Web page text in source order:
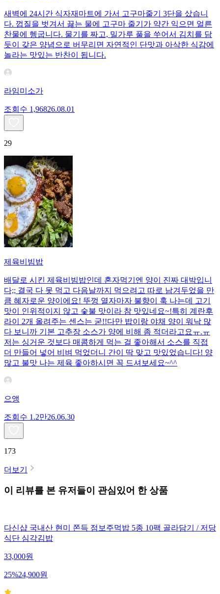
새벽에 24시간 식자재마트에 가서 고구마줄기 3단을 샀습니
다. 껍질을 벗겨서 끓는 물에 고구마 줄기가 약간 익으면 얼른
찬물에 헹굽니다. 물기를 짜고, 밀가루 풀을 쑤어서 김치를 담
듯이 갖은 양념으로 버무리면 자연적인 단맛과 아삭한 식감에
놀라는 맛있는 반찬이 됩니다.
라임미소가
조회수 1,96826.08.01
29
제육비빔밥
배달로 시킨 제육비빔밥인데 혼자먹기엔 양이 진짜 대박입니
다;; 결국 다 못 먹고 다음날까지 먹으려고 따로 남겨두었을 만
큼 혜자로운 양이에요! 뚜껑 열자마자 불향이 훅 나는데 고기
맛이 인위적이지 않고 숯불 맛이라 참 맛있네요~!특히 계란후
라이 2개 올려주는 센스는 굳!! ​다만 밥이랑 야채 양이 워낙 많
다 보니까 기본 고추장 소스가 양에 비해 좀 적더라고요ㅠ.ㅠ
저는 싱거운 것보다 매콤하게 먹는 걸 좋아해서 소스를 직접
더 만들어 넣어 비벼 먹었더니 간이 딱 맞고 맛있었습니다! 양
많고 불맛 나는 제육 좋아하시면 꼭 드셔보세요~^^
으앵
조회수 1.2만26.06.30
173
더보기
이 리뷰를 본 유저들이 관심있어 한 상품
다신샵 국내산 현미 쫀득 점보주먹밥 5종 10팩 골라담기 / 저당
식단 심각김밥
33,000원
25%24,900원